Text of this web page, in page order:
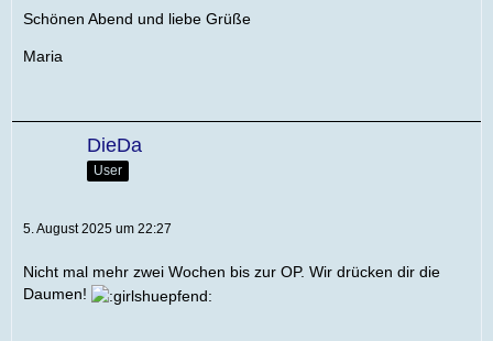
Schönen Abend und liebe Grüße
Maria
DieDa
User
5. August 2025 um 22:27
Nicht mal mehr zwei Wochen bis zur OP. Wir drücken dir die
Daumen!